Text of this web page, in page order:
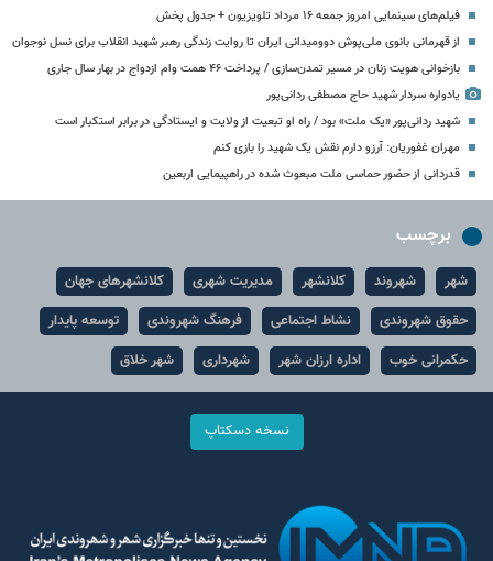
فیلم‌های سینمایی امروز جمعه ۱۶ مرداد تلویزیون + جدول پخش
از قهرمانی بانوی ملی‌پوش دوومیدانی ایران تا روایت زندگی رهبر شهید انقلاب برای نسل نوجوان
بازخوانی هویت زنان در مسیر تمدن‌سازی / پرداخت ۴۶ همت وام ازدواج در بهار سال جاری
یادواره سردار شهید حاج مصطفی ردانی‌پور
شهید ردانی‌پور «یک ملت» بود / راه او تبعیت از ولایت و ایستادگی در برابر استکبار است
مهران غفوریان: آرزو دارم نقش یک شهید را بازی کنم
قدردانی از حضور حماسی ملت مبعوث شده در راهپیمایی اربعین
برچسب
شهر شهروند کلانشهر مدیریت شهری
کلانشهرهای جهان
حقوق شهروندی
نشاط اجتماعی فرهنگ شهروندی
توسعه پایدار
حکمرانی خوب
اداره ارزان شهر شهرداری شهر خلاق
نسخه دسکتاپ